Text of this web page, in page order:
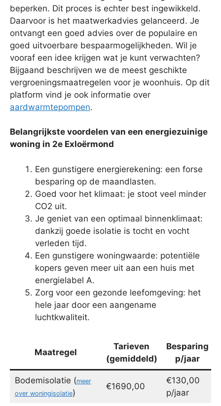
beperken. Dit proces is echter best ingewikkeld.
Daarvoor is het maatwerkadvies gelanceerd. Je
ontvangt een goed advies over de populaire en
goed uitvoerbare bespaarmogelijkheden. Wil je
vooraf een idee krijgen wat je kunt verwachten?
Bijgaand beschrijven we de meest geschikte
vergroeningsmaatregelen voor je woonhuis. Op dit
platform vind je ook informatie over
aardwarmtepompen.
Belangrijkste voordelen van een energiezuinige
woning in 2e Exloërmond
Een gunstigere energierekening: een forse
besparing op de maandlasten.
Goed voor het klimaat: je stoot veel minder
CO2 uit.
Je geniet van een optimaal binnenklimaat:
dankzij goede isolatie is tocht en vocht
verleden tijd.
Een gunstigere woningwaarde: potentiële
kopers geven meer uit aan een huis met
energielabel A.
Zorg voor een gezonde leefomgeving: het
hele jaar door een aangename
luchtkwaliteit.
Maatregel
Tarieven
(gemiddeld)
Besparing
p/jaar
Bodemisolatie (meer
over woningisolatie)
€1690,00
€130,00
p/jaar